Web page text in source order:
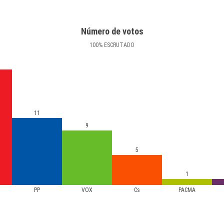
Número de votos
100% ESCRUTADO
PP VOX Cs PACMA
11
9
5
1